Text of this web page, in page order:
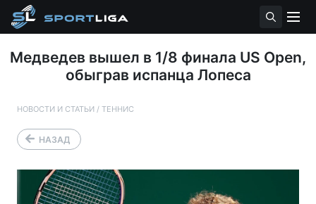
Медведев вышел в 1/8 финала US Open,
обыграв испанца Лопеса
НОВОСТИ И СТАТЬИ / ТЕННИС
НАЗАД